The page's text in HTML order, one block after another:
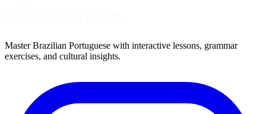
Master Brazilian Portuguese with interactive lessons, grammar
exercises, and cultural insights.